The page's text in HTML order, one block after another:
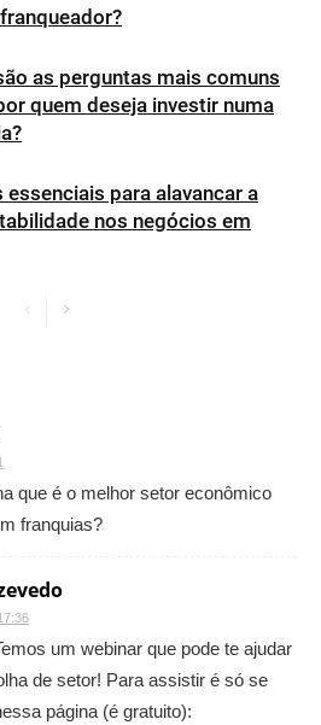
as perguntas mais comuns
quem deseja investir numa
essenciais para alavancar a
nos negócios em
que é o melhor setor econômico
franquias?
um webinar que pode te ajudar
de setor! Para assistir é só se
página (é gratuito):